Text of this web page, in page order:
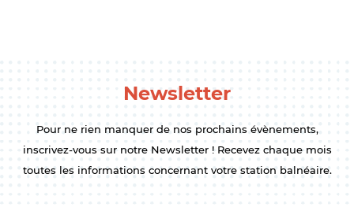
Newsletter
Pour ne rien manquer de nos prochains évènements,
inscrivez-vous sur notre Newsletter ! Recevez chaque mois
toutes les informations concernant votre station balnéaire.